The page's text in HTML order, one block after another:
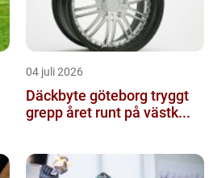
04 juli 2026
Däckbyte göteborg tryggt
grepp året runt på västk...